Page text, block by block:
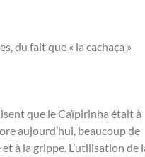
du fait que « la cachaça »
que le Caïpirinha était à
aujourd’hui, beaucoup de
à la grippe. L’utilisation de